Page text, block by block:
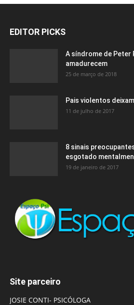
EDITOR PICKS
A síndrome de Peter
amadurecem
25 de março de 2018
Pais violentos
11 de julho de 2017
8 sinais
esgotado
19 de janeiro de 2017
Site parceiro
JOSIE CONTI- PSICÓLOGA